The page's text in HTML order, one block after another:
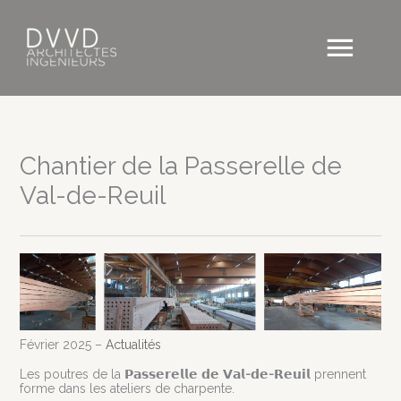
contenu
Chantier de la Passerelle de
Val-de-Reuil
Février 2025 –Actualités
Les poutres de la 𝗣𝗮𝘀𝘀𝗲𝗿𝗲𝗹𝗹𝗲 𝗱𝗲 𝗩𝗮𝗹-𝗱𝗲-𝗥𝗲𝘂𝗶𝗹 prennent
forme dans les ateliers de charpente.